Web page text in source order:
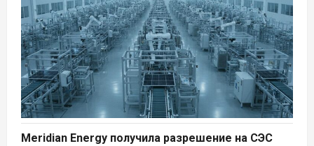
Meridian Energy получила разрешение на СЭС